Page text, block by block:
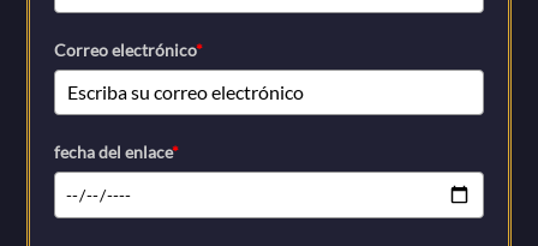
Correo electrónico*
fecha del enlace*